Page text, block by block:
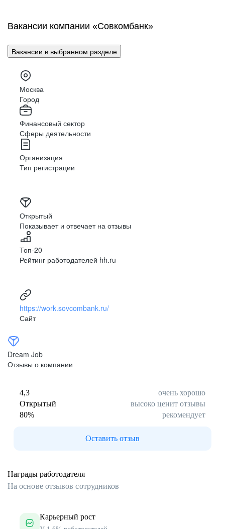
Вакансии компании «Совкомбанк»
Вакансии в выбранном разделе
Москва
Город
Финансовый сектор
Сферы деятельности
Организация
Тип регистрации
Открытый
Показывает и отвечает на отзывы
Топ-20
Рейтинг работодателей hh.ru
https://work.sovcombank.ru/
Сайт
Dream Job
Отзывы о компании
4,3
очень хорошо
Открытый
высоко ценит отзывы
80% рекомендует
Оставить отзыв
Награды работодателя
На основе отзывов сотрудников
Карьерный рост